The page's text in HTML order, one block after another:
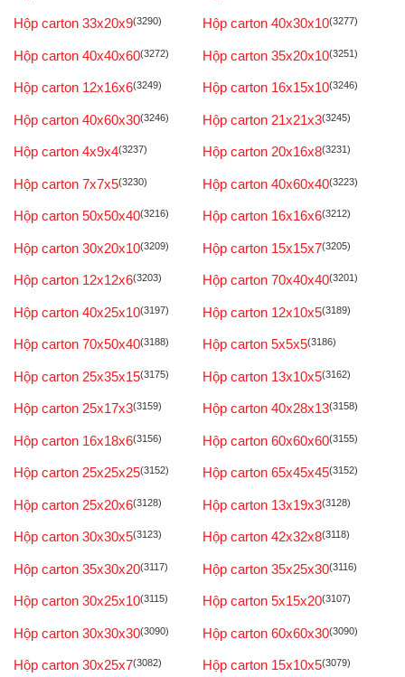
Hộp carton 33x20x9(3290) Hộp carton 40x30x10(3277)
Hộp carton 40x40x60(3272) Hộp carton 35x20x10(3251)
Hộp carton 12x16x6(3249) Hộp carton 16x15x10(3246)
Hộp carton 40x60x30(3246) Hộp carton 21x21x3(3245)
Hộp carton 4x9x4(3237) Hộp carton 20x16x8(3231)
Hộp carton 7x7x5(3230) Hộp carton 40x60x40(3223)
Hộp carton 50x50x40(3216) Hộp carton 16x16x6(3212)
Hộp carton 30x20x10(3209) Hộp carton 15x15x7(3205)
Hộp carton 12x12x6(3203) Hộp carton 70x40x40(3201)
Hộp carton 40x25x10(3197) Hộp carton 12x10x5(3189)
Hộp carton 70x50x40(3188) Hộp carton 5x5x5(3186)
Hộp carton 25x35x15(3175) Hộp carton 13x10x5(3162)
Hộp carton 25x17x3(3159) Hộp carton 40x28x13(3158)
Hộp carton 16x18x6(3156) Hộp carton 60x60x60(3155)
Hộp carton 25x25x25(3152) Hộp carton 65x45x45(3152)
Hộp carton 25x20x6(3128) Hộp carton 13x19x3(3128)
Hộp carton 30x30x5(3123) Hộp carton 42x32x8(3118)
Hộp carton 35x30x20(3117) Hộp carton 35x25x30(3116)
Hộp carton 30x25x10(3115) Hộp carton 5x15x20(3107)
Hộp carton 30x30x30(3090) Hộp carton 60x60x30(3090)
Hộp carton 30x25x7(3082) Hộp carton 15x10x5(3079)